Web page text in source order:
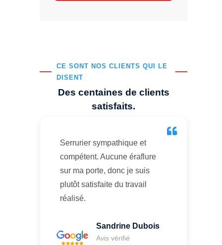
CE SONT NOS CLIENTS QUI LE
DISENT
Des centaines de clients
satisfaits.
Serrurier sympathique et
compétent. Aucune éraflure
sur ma porte, donc je suis
plutôt satisfaite du travail
réalisé.
Sandrine Dubois
Avis vérifié